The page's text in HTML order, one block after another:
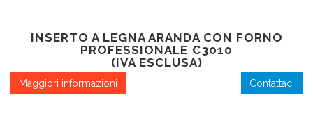
INSERTO A LEGNA ARANDA CON FORNO
PROFESSIONALE €3010
(IVA ESCLUSA)
Maggiori informazioni Contattaci